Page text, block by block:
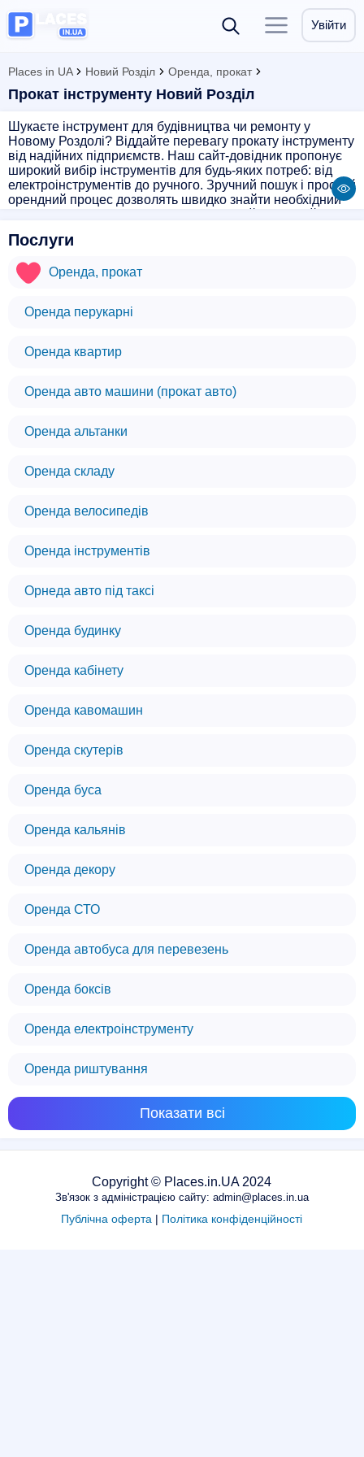
Увійти
Places in UA Новий Розділ Оренда, прокат
Прокат інструменту Новий Розділ
Шукаєте інструмент для будівництва чи ремонту у
Новому Роздолі? Віддайте перевагу прокату інструменту
від надійних підприємств. Наш сайт-довідник пропонує
широкий вибір інструментів для будь-яких потреб: від
електроінструментів до ручного. Зручний пошук і простий
орендний процес дозволять швидко знайти необхідний
Послуги
Оренда, прокат
Оренда перукарні
Оренда квартир
Оренда авто машини (прокат авто)
Оренда альтанки
Оренда складу
Оренда велосипедів
Оренда інструментів
Орнеда авто під таксі
Оренда будинку
Оренда кабінету
Оренда кавомашин
Оренда скутерів
Оренда буса
Оренда кальянів
Оренда декору
Оренда СТО
Оренда автобуса для перевезень
Оренда боксів
Оренда електроінструменту
Оренда риштування
Показати всі
Copyright © Places.in.UA 2024
Зв'язок з адміністрацією сайту: admin@places.in.ua
Публічна оферта | Політика конфіденційності